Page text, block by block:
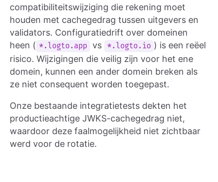
compatibiliteitswijziging die rekening moet
houden met cachegedrag tussen uitgevers en
validators. Configuratiedrift over domeinen
heen ( *.logto.app vs *.logto.io ) is een reëel
risico. Wijzigingen die veilig zijn voor het ene
domein, kunnen een ander domein breken als
ze niet consequent worden toegepast.
Onze bestaande integratietests dekten het
productieachtige JWKS-cachegedrag niet,
waardoor deze faalmogelijkheid niet zichtbaar
werd voor de rotatie.